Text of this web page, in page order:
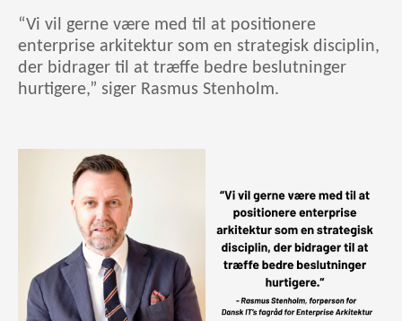
“Vi vil gerne være med til at positionere
enterprise arkitektur som en strategisk disciplin,
der bidrager til at træffe bedre beslutninger
hurtigere,” siger Rasmus Stenholm.